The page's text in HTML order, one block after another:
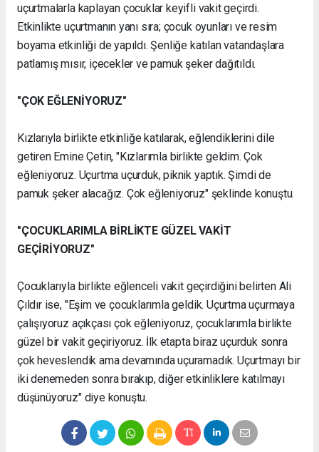
uçurtmalarla kaplayan çocuklar keyifli vakit geçirdi.
Etkinlikte uçurtmanın yanı sıra; çocuk oyunları ve resim
boyama etkinliği de yapıldı. Şenliğe katılan vatandaşlara
patlamış mısır, içecekler ve pamuk şeker dağıtıldı.
"ÇOK EĞLENİYORUZ"
Kızlarıyla birlikte etkinliğe katılarak, eğlendiklerini dile
getiren Emine Çetin, "Kızlarımla birlikte geldim. Çok
eğleniyoruz. Uçurtma uçurduk, piknik yaptık. Şimdi de
pamuk şeker alacağız. Çok eğleniyoruz" şeklinde konuştu.
"ÇOCUKLARIMLA BİRLİKTE GÜZEL VAKİT
GEÇİRİYORUZ"
Çocuklarıyla birlikte eğlenceli vakit geçirdiğini belirten Ali
Çıldır ise, "Eşim ve çocuklarımla geldik. Uçurtma uçurmaya
çalışıyoruz açıkçası çok eğleniyoruz, çocuklarımla birlikte
güzel bir vakit geçiriyoruz. İlk etapta biraz uçurduk sonra
çok heveslendik ama devamında uçuramadık. Uçurtmayı bir
iki denemeden sonra bırakıp, diğer etkinliklere katılmayı
düşünüyoruz" diye konuştu.